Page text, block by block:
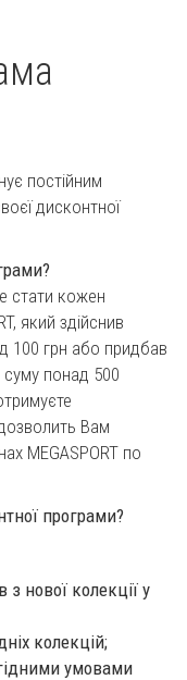
постійним
дисконтної
стати кожен
який здійснив
100 грн або придбав
суму понад 500
Вам
MEGASPORT по
програми?
нової колекції у
колекцій;
умовами